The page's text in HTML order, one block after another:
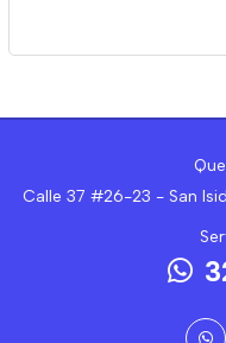
Calle 37 #26-23 - San